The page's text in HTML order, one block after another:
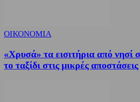
ΟΙΚΟΝΟΜΙΑ
«Χρυσά» τα εισιτήρια από νησί
το ταξίδι στις μικρές αποστάσεις